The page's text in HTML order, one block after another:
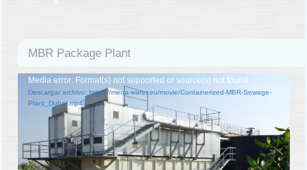
MBR Package Plant
Reproductor
Media error: Format(s) not supported or source(s) not found
Descargar archivo: https://mena-water.eu/movie/Containerized-MBR-Sewage-
Plant_Dubai.mp4?_=1